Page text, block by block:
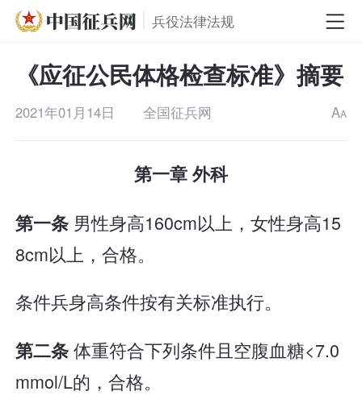
兵役法律法规
《应征公民体格检查标准》摘要
2021年01月14日 全国征兵网 AA
第一章 外科
第一条 男性身高160cm以上，女性身高15
8cm以上，合格。
条件兵身高条件按有关标准执行。
第二条体重符合下列条件且空腹血糖<7.0
mmol/L的，合格。